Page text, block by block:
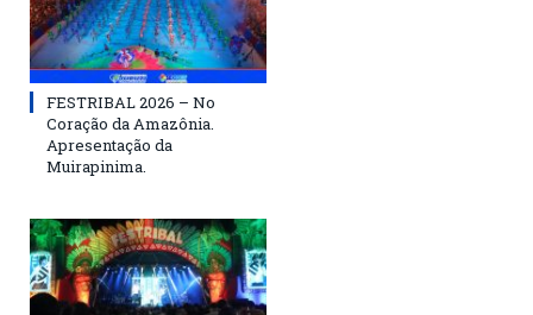
FESTRIBAL 2026 – No
Coração da Amazônia.
Apresentação da
Muirapinima.